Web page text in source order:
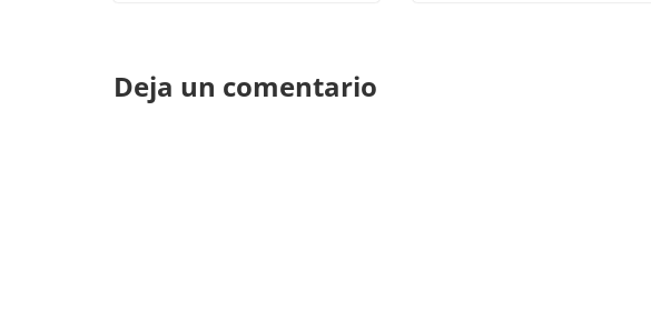
Deja un comentario